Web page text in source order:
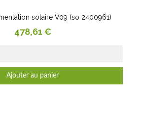
solaire V09 (so 2400961)
Prix
478,61 €
Ajouter au panier